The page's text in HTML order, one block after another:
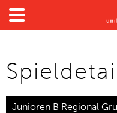

Junioren B Regional